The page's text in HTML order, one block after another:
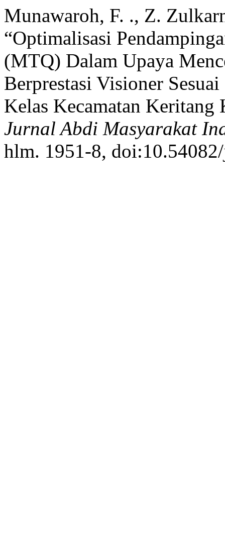
Munawaroh, F. ., Z.
“Optimalisasi
(MTQ) Dalam Upaya
Berprestasi Visioner
Kelas Kecamatan
Jurnal Abdi Masyarakat
hlm. 1951-8,